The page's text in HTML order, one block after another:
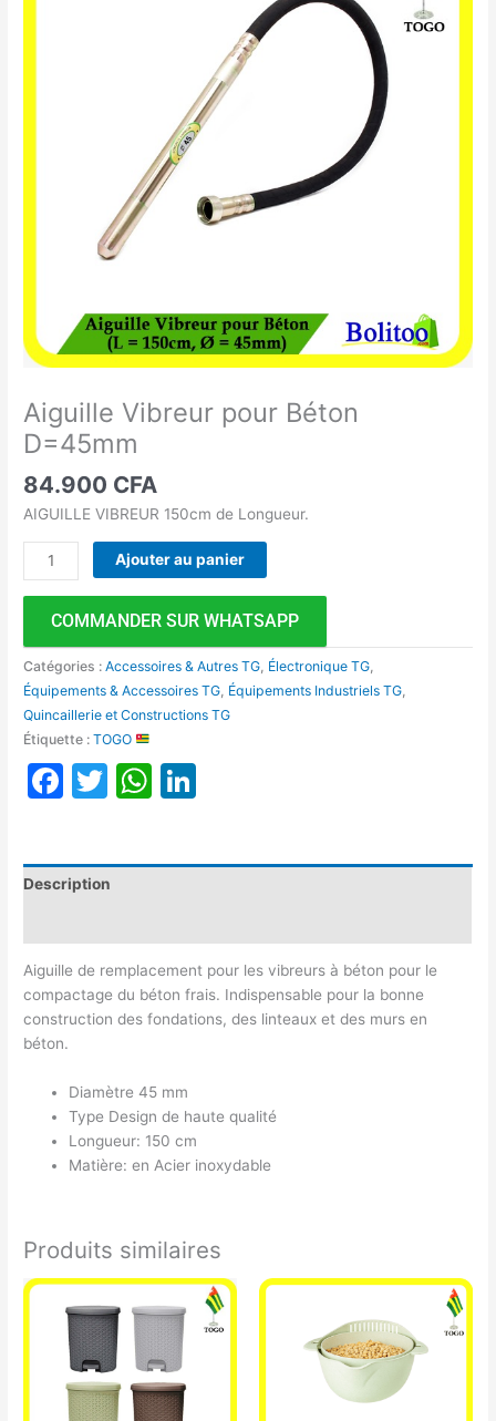
Aiguille Vibreur pour Béton
D=45mm
84.900 CFA
AIGUILLE VIBREUR 150cm de Longueur.
Ajouter au panier
COMMANDER SUR WHATSAPP
Catégories :Accessoires & Autres TG Électronique TG
Équipements & Accessoires TG Équipements Industriels TG
Quincaillerie et Constructions TG
Étiquette :TOGO
Facebook
TwitterWhatsApp
Description
Aiguille de remplacement pour les vibreurs à béton pour le
compactage du béton frais. Indispensable pour la bonne
construction des fondations, des linteaux et des murs en
béton.
Diamètre 45 mm
Type Design de haute qualité
Longueur: 150 cm
Matière: en Acier inoxydable
Produits similaires